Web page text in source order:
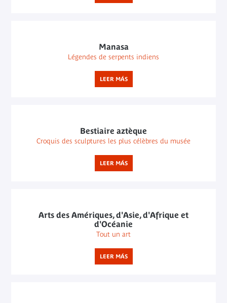
Manasa
Légendes de serpents indiens
LEER MÁS
Bestiaire aztèque
Croquis des sculptures les plus célèbres du musée
LEER MÁS
Arts des Amériques, d'Asie, d'Afrique et
d'Océanie
Tout un art
LEER MÁS